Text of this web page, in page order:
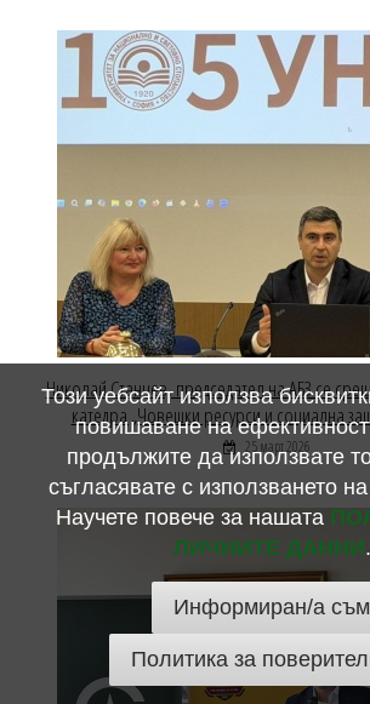
Николай Станчев, председател на АБЗ се
катедра „Човешки ресурси и социална
25 март 2026
Този уебсайт използва
повишаване на
продължите да използвате
съгласявате с използването
Научете повече за нашата
ЛИЧНИТЕ ДАННИ.
Информиран/а съм
Политика за